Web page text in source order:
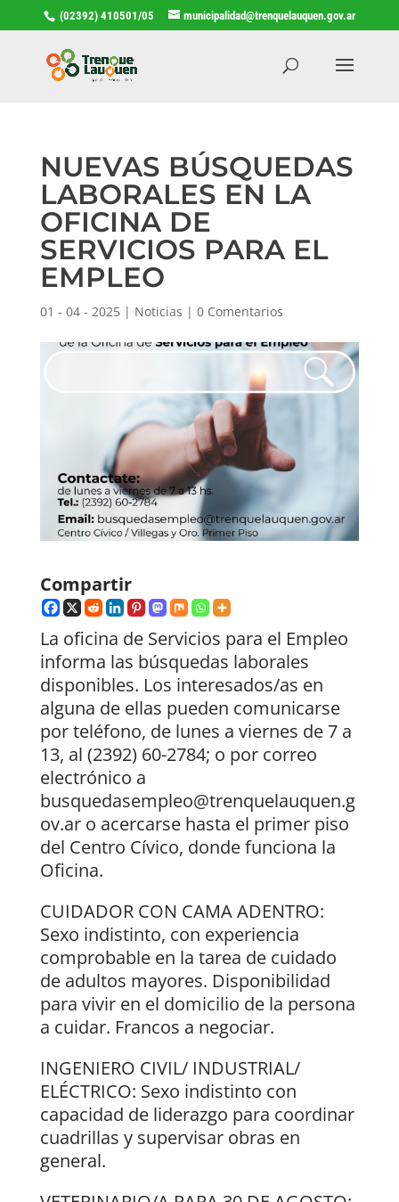
(02392) 410501/05 municipalidad@trenquelauquen.gov.ar
NUEVAS BÚSQUEDAS
LABORALES EN LA
OFICINA DE
SERVICIOS PARA EL
EMPLEO
01 - 04 - 2025| Noticias | 0 Comentarios
Compartir
La oficina de Servicios para el Empleo
informa las búsquedas laborales
disponibles. Los interesados/as en
alguna de ellas pueden comunicarse
por teléfono, de lunes a viernes de 7 a
13, al (2392) 60-2784; o por correo
electrónico a
busquedasempleo@trenquelauquen.g
ov.ar o acercarse hasta el primer piso
del Centro Cívico, donde funciona la
Oficina.
CUIDADOR CON CAMA ADENTRO:
Sexo indistinto, con experiencia
comprobable en la tarea de cuidado
de adultos mayores. Disponibilidad
para vivir en el domicilio de la persona
a cuidar. Francos a negociar.
INGENIERO CIVIL/ INDUSTRIAL/
ELÉCTRICO: Sexo indistinto con
capacidad de liderazgo para coordinar
cuadrillas y supervisar obras en
general.